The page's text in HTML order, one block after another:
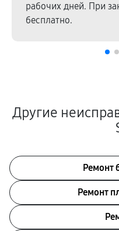
рабочих дней. При
бесплатно.
Другие
Ремонт
Ремонт